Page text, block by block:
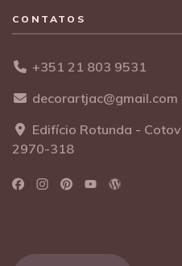
CONTATOS
+351 21 803 9531
decorartjac@gmail.com
Edifício Rotunda -
2970-318